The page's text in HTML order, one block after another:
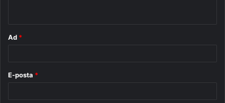
Ad *
E-posta *